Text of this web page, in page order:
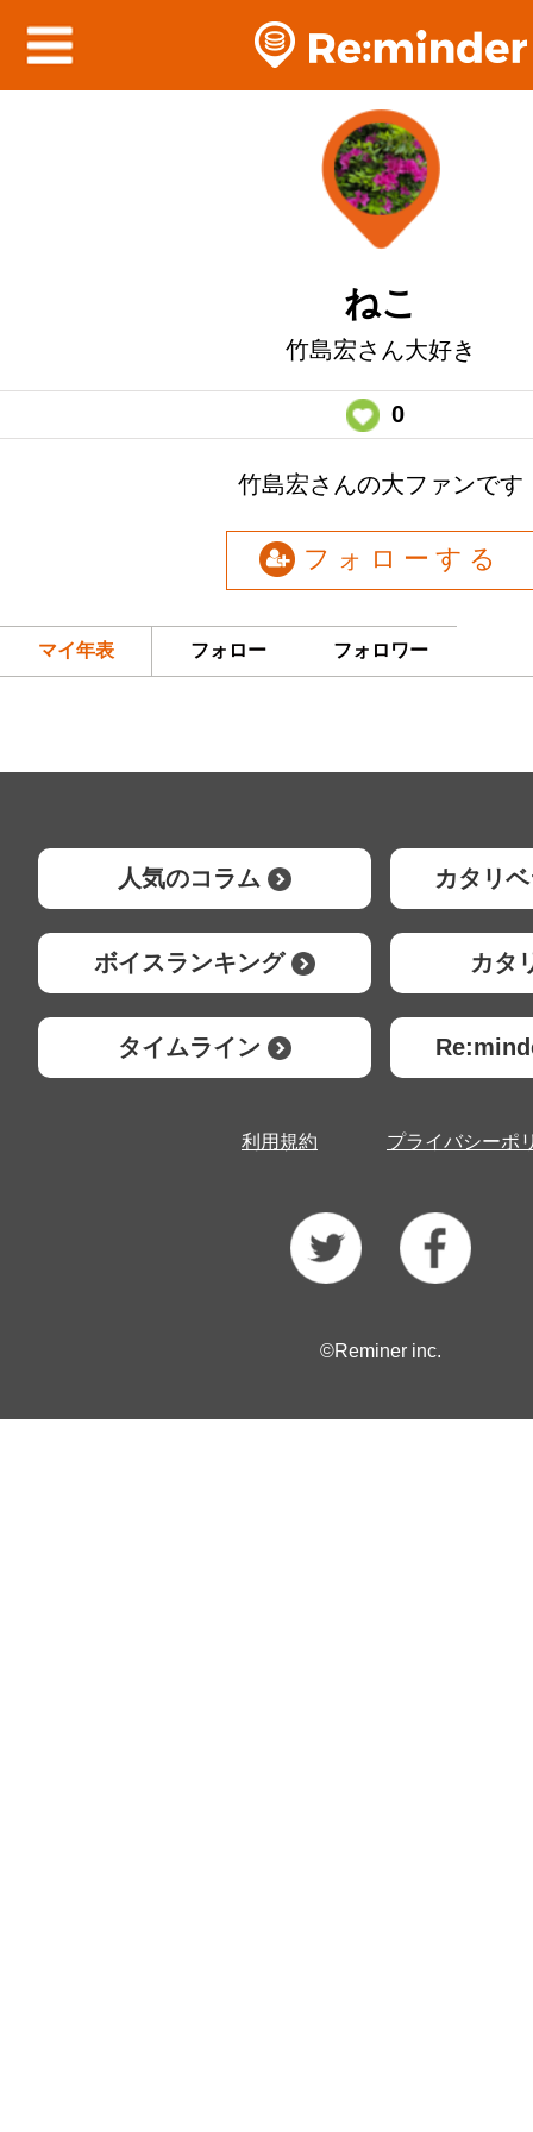
ねこ
竹島宏さん大好き
0
竹島宏さんの大ファンです
フォローする
マイ年表 フォロー フォロワー
人気のコラム カタリ
ボイスランキング カタ
タイムライン
利用規約 プライバシーポ
©Reminer inc.